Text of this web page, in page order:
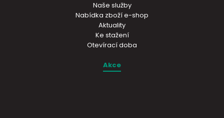
Naše služby
Nabídka zboží e-shop
Aktuality
Ke stažení
Otevírací doba
Akce